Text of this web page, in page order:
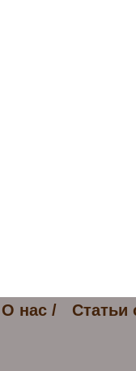
О нас / Статьи